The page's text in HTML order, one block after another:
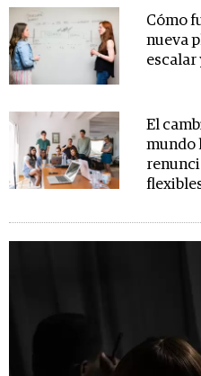
Cómo
nueva
escalar
El
mundo